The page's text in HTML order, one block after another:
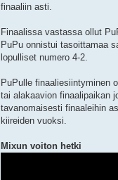
finaaliin asti.
Finaalissa vastassa ollut
PuPu onnistui tasoittamaa
lopulliset numero 4-2.
PuPulle finaaliesiintyminen
tai alakaavion finaalipaikan
tavanomaisesti finaaleihin
kiireiden vuoksi.
Mixun voiton hetki